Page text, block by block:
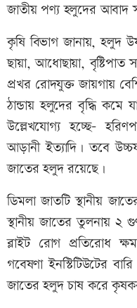
জাতীয় পণ্য হলুদের আবাদ
কৃষি বিভাগ জানায়, হলুদ
ছায়া, আধোছায়া, বৃষ্টিপাত
প্রখর রোদযুক্ত জায়গায়
ঠান্ডায় হলুদের বৃদ্ধি কমে
উল্লেখযোগ্য হচ্ছে-
আড়ানী ইত্যাদি। তবে
জাতের হলুদ রয়েছে।
ডিমলা জাতটি স্থানীয়
স্থানীয় জাতের তুলনায় ২
ব্লাইট রোগ প্রতিরোধ
গবেষণা ইনস্টিটিউটের
জাতের হলুদ চাষ করে